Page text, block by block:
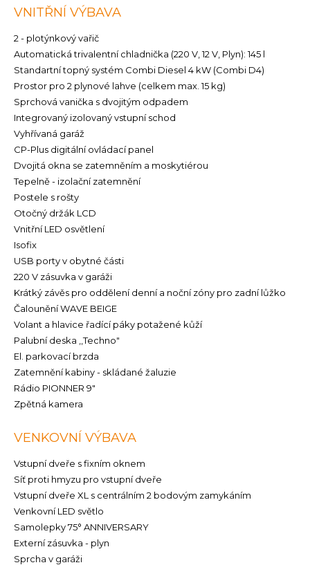
VNITŘNÍ VÝBAVA
2 - plotýnkový vařič
Automatická trivalentní chladnička (220 V, 12 V, Plyn): 145 l
Standartní topný systém Combi Diesel 4 kW (Combi D4)
Prostor pro 2 plynové lahve (celkem max. 15 kg)
Sprchová vanička s dvojitým odpadem
Integrovaný izolovaný vstupní schod
Vyhřívaná garáž
CP-Plus digitální ovládací panel
Dvojitá okna se zatemněním a moskytiérou
Tepelně - izolační zatemnění
Postele s rošty
Otočný držák LCD
Vnitřní LED osvětlení
Isofix
USB porty v obytné části
220 V zásuvka v garáži
Krátký závěs pro oddělení denní a noční zóny pro zadní lůžko
Čalounění WAVE BEIGE
Volant a hlavice řadící páky potažené kůží
Palubní deska ,,Techno"
El. parkovací brzda
Zatemnění kabiny - skládané žaluzie
Rádio PIONNER 9"
Zpětná kamera
VENKOVNÍ VÝBAVA
Vstupní dveře s fixním oknem
Síť proti hmyzu pro vstupní dveře
Vstupní dveře XL s centrálním 2 bodovým zamykáním
Venkovní LED světlo
Samolepky 75° ANNIVERSARY
Externí zásuvka - plyn
Sprcha v garáži